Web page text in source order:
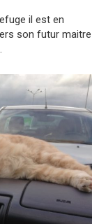
il est en
son futur maitre